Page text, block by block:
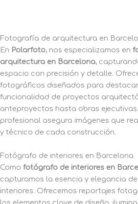
Fotografía de arquitectura en
En Polarfoto, nos especializamos en
arquitectura en Barcelona,
espacio con precisión y detalle.
fotográficos diseñados para
funcionalidad de proyectos
anteproyectos hasta obras
profesional asegura imágenes que
y técnico de cada construcción.
Fotógrafo de interiores en Barcelona
Como fotógrafo de interiores en
capturamos la esencia y elegancia
interiores. Ofrecemos reportajes
los elementos clave de diseño,